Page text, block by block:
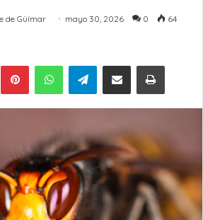
de Güímar mayo 30, 2026 0 64
PinterestWhatsAppTelegramCompartir por Email Imprimir